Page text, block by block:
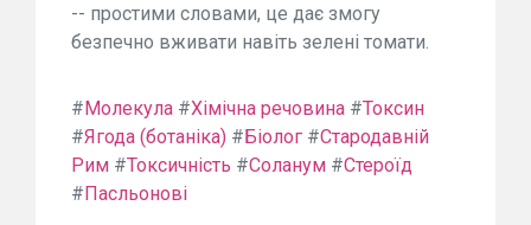
-- простими словами, це дає змогу
безпечно вживати навіть зелені томати.
# Молекула #Хімічна речовина #Токсин
#Ягода (ботаніка) # Біолог #Стародавній
Рим #Токсичність #Соланум #Стероїд
# Пасльонові